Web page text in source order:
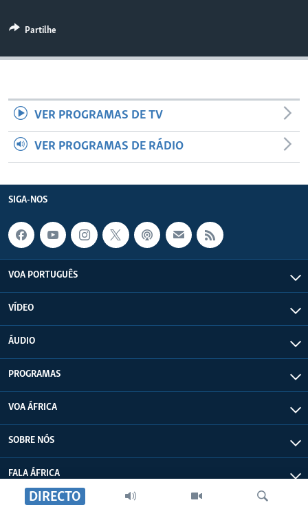
DIRECTO
Partilhe
VER PROGRAMAS DE TV
VER PROGRAMAS DE RÁDIO
SIGA-NOS
VOA PORTUGUÊS
VÍDEO
ÁUDIO
PROGRAMAS
VOA ÁFRICA
SOBRE NÓS
FALA ÁFRICA